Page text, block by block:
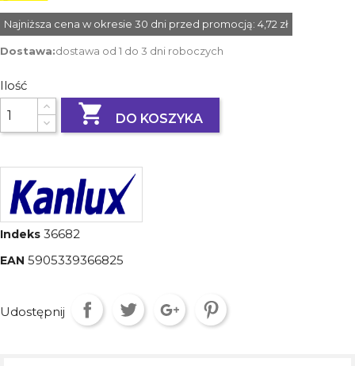
Najniższa cena w okresie 30 dni przed promocją: 4,72 zł
Dostawa:dostawa od 1 do 3 dni roboczych
Ilość
 DO KOSZYKA
Indeks 36682
EAN 5905339366825
Udostępnij